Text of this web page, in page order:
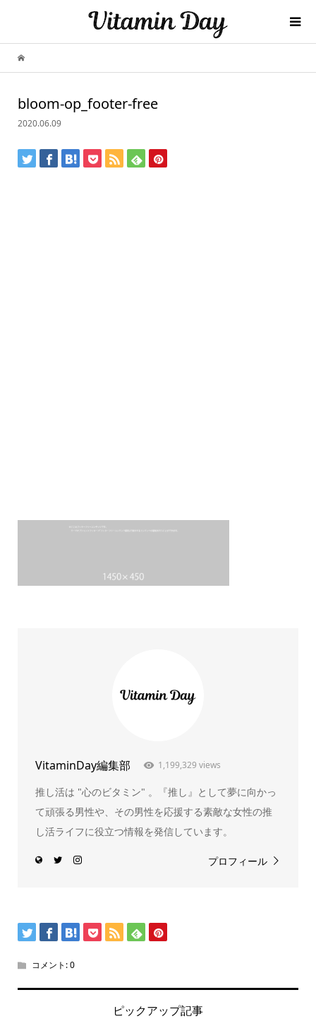
bloom-op_footer-free
2020.06.09
VitaminDay編集部 1,199,329 views
推し活は "心のビタミン" 。『推し』として夢に向かっ
て頑張る男性や、その男性を応援する素敵な女性の推
し活ライフに役立つ情報を発信しています。
プロフィール
コメント:0
ピックアップ記事